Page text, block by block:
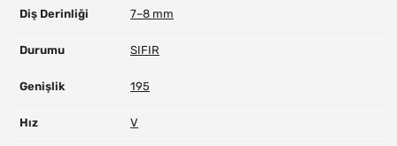
Diş Derinliği 7–8 mm
Durumu SIFIR
Genişlik 195
Hız V